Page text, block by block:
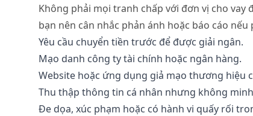
Không phải mọi tranh chấp với đơn vị cho vay
bạn nên cân nhắc phản ánh hoặc báo cáo
Yêu cầu chuyển tiền trước để được giải ngân.
Mạo danh công ty tài chính hoặc ngân hàng.
Website hoặc ứng dụng giả mạo thương hiệu
Thu thập thông tin cá nhân nhưng không
Đe dọa, xúc phạm hoặc có hành vi quấy rối